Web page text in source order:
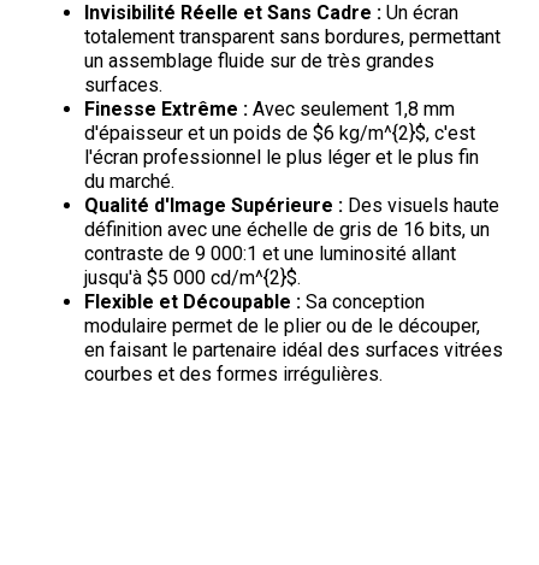
Invisibilité Réelle et Sans Cadre : Un écran
totalement transparent sans bordures, permettant
un assemblage fluide sur de très grandes
surfaces.
Finesse Extrême : Avec seulement 1,8 mm
d'épaisseur et un poids de $6 kg/m^{2}$, c'est
l'écran professionnel le plus léger et le plus fin
du marché.
Qualité d'Image Supérieure : Des visuels haute
définition avec une échelle de gris de 16 bits, un
contraste de 9 000:1 et une luminosité allant
jusqu'à $5 000 cd/m^{2}$.
Flexible et Découpable : Sa conception
modulaire permet de le plier ou de le découper,
en faisant le partenaire idéal des surfaces vitrées
courbes et des formes irrégulières.